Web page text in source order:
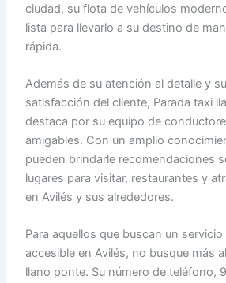
ciudad, su flota de vehículos
lista para llevarlo a su destino de
rápida.
Además de su atención al detalle y
satisfacción del cliente, Parada taxi
destaca por su equipo de
amigables. Con un amplio
pueden brindarle recomendaciones
lugares para visitar, restaurantes y
en Avilés y sus alrededores.
Para aquellos que buscan un
accesible en Avilés, no busque más
llano ponte. Su número de teléfono,